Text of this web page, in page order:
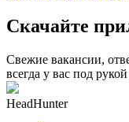
Скачайте
Свежие вакансии,
всегда у вас под рукой
HeadHunter